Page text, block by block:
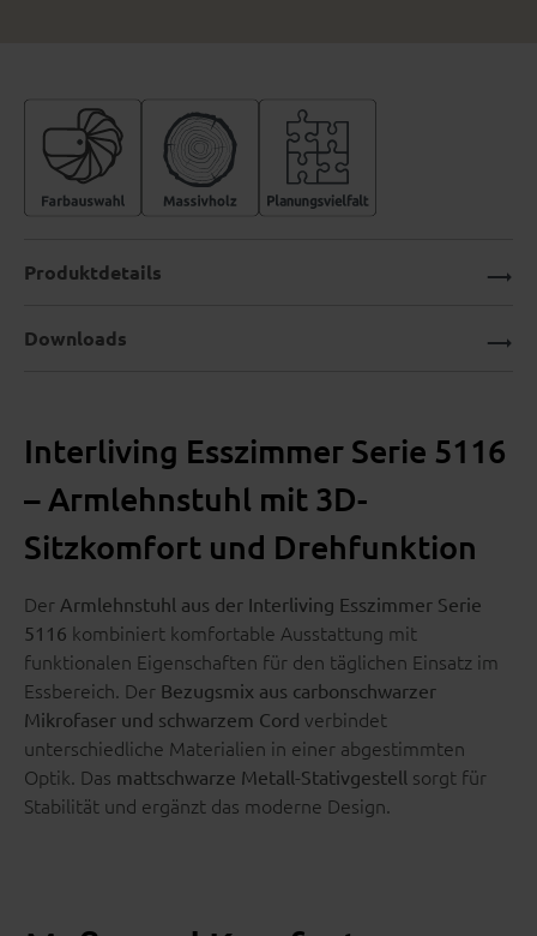
Interliving Esszimmer Serie 5116
– Armlehnstuhl mit 3D-
Sitzkomfort und Drehfunktion
Der Armlehnstuhl aus der Interliving Esszimmer Serie
5116 kombiniert komfortable Ausstattung mit
funktionalen Eigenschaften für den täglichen Einsatz im
Essbereich. Der Bezugsmix aus carbonschwarzer
Mikrofaser und schwarzem Cord verbindet
unterschiedliche Materialien in einer abgestimmten
Optik. Das mattschwarze Metall-Stativgestell sorgt für
Stabilität und ergänzt das moderne Design.
Produktdetails
Downloads